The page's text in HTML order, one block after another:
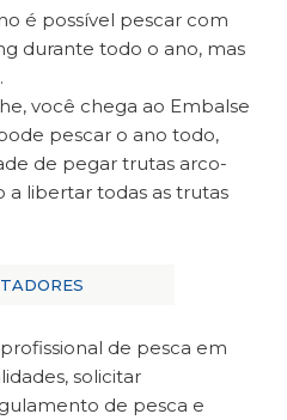
é possível pescar com
durante todo o ano, mas
você chega ao Embalse
pescar o ano todo,
de pegar trutas arco-
a libertar todas as trutas
de pesca em
solicitar
de pesca e